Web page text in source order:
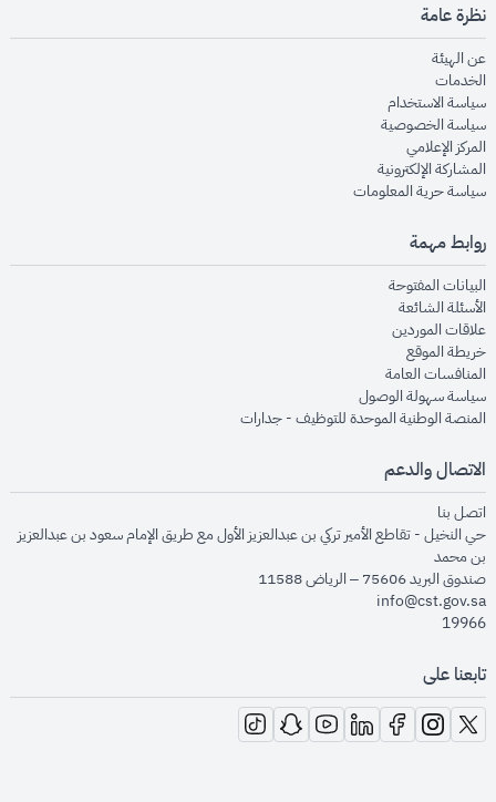
نظرة عامة
عن الهيئةopens in new window
الخدماتopens in new window
سياسة الاستخدام
سياسة الخصوصيةopens in new window
المركز الإعلاميopens in new window
المشاركة الإلكترونيةopens in new window
سياسة حرية المعلوماتopens in new window
روابط مهمة
البيانات المفتوحةopens in new window
الأسئلة الشائعةopens in new window
علاقات الموردينopens in new window
خريطة الموقعopens in new window
المنافسات العامةopens in new window
سياسة سهولة الوصولopens in new window
المنصة الوطنية الموحدة للتوظيف - جداراتopens in new window
الاتصال والدعم
اتصل بنا
حي النخيل - تقاطع الأمير تركي بن عبدالعزيز الأول مع طريق الإمام سعود بن عبدالعزيز
بن محمد
صندوق البريد 75606 – الرياض 11588
info@cst.gov.sa
19966
تابعنا على
opens in new window
opens in new window
opens in new window
opens in new window
opens in new window
opens in new window
opens in new window